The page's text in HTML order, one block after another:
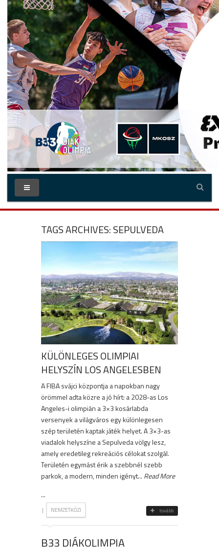
TAGS ARCHIVES: SEPULVEDA
KÜLÖNLEGES OLIMPIAI
HELYSZÍN LOS ANGELESBEN
A FIBA svájci központja a napokban nagy
örömmel adta közre a jó hírt: a 2028-as Los
Angeles-i olimpián a 3×3 kosárlabda
versenyek a világváros egy különlegesen
szép területén kaptak játék helyet. A 3×3-as
viadalok helyszíne a Sepulveda völgy lesz,
amely eredetileg rekreációs célokat szolgál.
Területén egymást érik a szebbnél szebb
parkok, a modern, minden igényt... Read More
...
| NEMZETKÖZI tovább
B33 DIÁKOLIMPIA